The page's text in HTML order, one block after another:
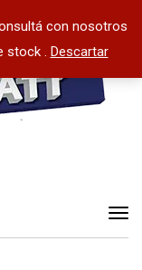
con nosotros
stock . Descartar